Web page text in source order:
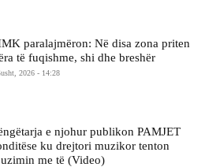
paralajmëron: Në disa zona priten
të fuqishme, shi dhe breshër
2026 - 14:28
e njohur publikon PAMJET
ku drejtori muzikor tenton
me të (Video)